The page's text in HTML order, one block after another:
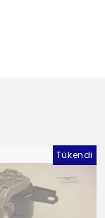
Tükendi